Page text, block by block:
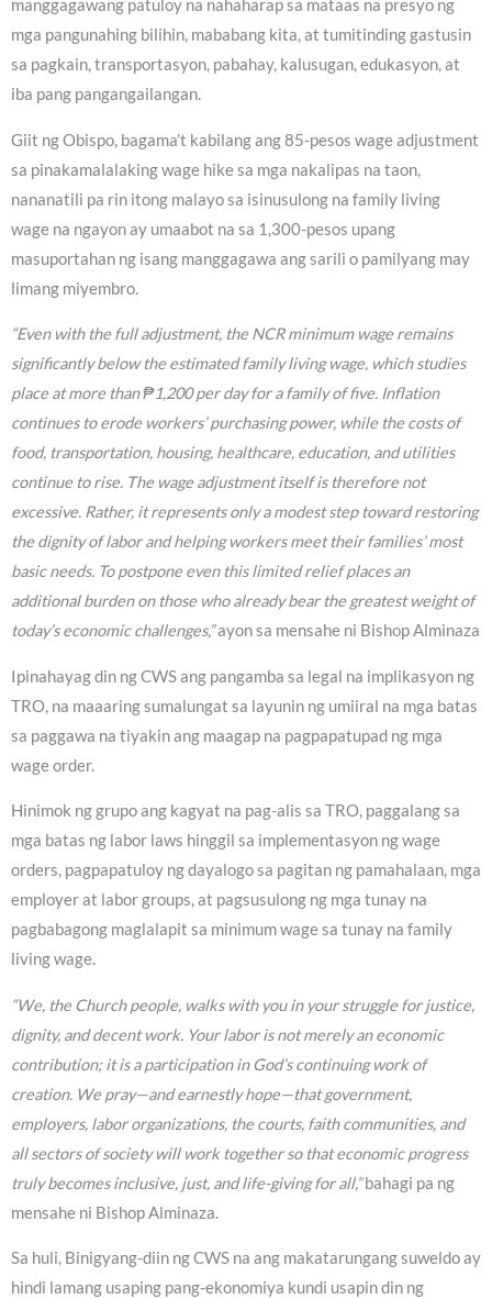
manggagawang patuloy na nahaharap sa mataas na presyo ng
mga pangunahing bilihin, mababang kita, at tumitinding gastusin
sa pagkain, transportasyon, pabahay, kalusugan, edukasyon, at
iba pang pangangailangan.
Giit ng Obispo, bagama’t kabilang ang 85-pesos wage adjustment
sa pinakamalalaking wage hike sa mga nakalipas na taon,
nananatili pa rin itong malayo sa isinusulong na family living
wage na ngayon ay umaabot na sa 1,300-pesos upang
masuportahan ng isang manggagawa ang sarili o pamilyang may
limang miyembro.
“Even with the full adjustment, the NCR minimum wage remains
significantly below the estimated family living wage, which studies
place at more than ₱1,200 per day for a family of five. Inflation
continues to erode workers’ purchasing power, while the costs of
food, transportation, housing, healthcare, education, and utilities
continue to rise. The wage adjustment itself is therefore not
excessive. Rather, it represents only a modest step toward restoring
the dignity of labor and helping workers meet their families’ most
basic needs. To postpone even this limited relief places an
additional burden on those who already bear the greatest weight of
today’s economic challenges,”ayon sa mensahe ni Bishop Alminaza
Ipinahayag din ng CWS ang pangamba sa legal na implikasyon ng
TRO, na maaaring sumalungat sa layunin ng umiiral na mga batas
sa paggawa na tiyakin ang maagap na pagpapatupad ng mga
wage order.
Hinimok ng grupo ang kagyat na pag-alis sa TRO, paggalang sa
mga batas ng labor laws hinggil sa implementasyon ng wage
orders, pagpapatuloy ng dayalogo sa pagitan ng pamahalaan, mga
employer at labor groups, at pagsusulong ng mga tunay na
pagbabagong maglalapit sa minimum wage sa tunay na family
living wage.
“We, the Church people, walks with you in your struggle for justice,
dignity, and decent work. Your labor is not merely an economic
contribution; it is a participation in God’s continuing work of
creation. We pray—and earnestly hope—that government,
employers, labor organizations, the courts, faith communities, and
all sectors of society will work together so that economic progress
truly becomes inclusive, just, and life-giving for all,”bahagi pa ng
mensahe ni Bishop Alminaza.
Sa huli, Binigyang-diin ng CWS na ang makatarungang suweldo ay
hindi lamang usaping pang-ekonomiya kundi usapin din ng